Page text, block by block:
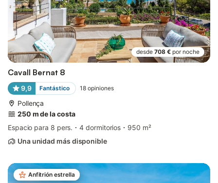
desde 708 € por noche
Cavall Bernat 8
9,9 Fantástico 18 opiniones
Pollença
250 m de la costa
Espacio para 8 pers.
4 dormitorios
950 m²
Una unidad más disponible
Anfitrión estrella